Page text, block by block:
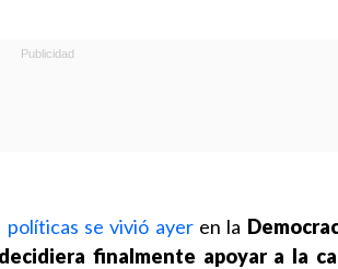
se vivió ayeren la
finalmente apoyar a la